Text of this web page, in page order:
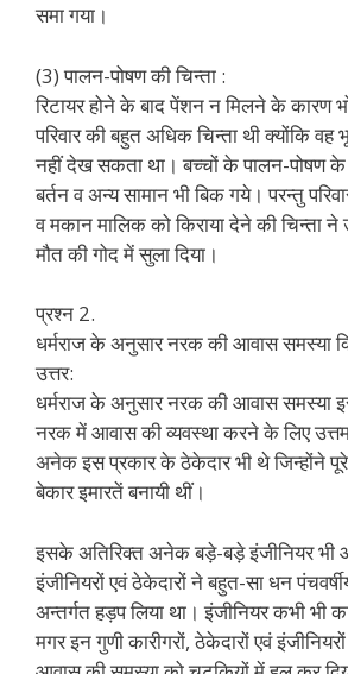
समा गया।
(3) पालन-पोषण की चिन्ता :
रिटायर होने के बाद पेंशन न मिलने के कारण
परिवार की बहुत अधिक चिन्ता थी क्योंकि
नहीं देख सकता था। बच्चों के पालन-पोषण के
बर्तन व अन्य सामान भी बिक गये। परन्तु
व मकान मालिक को किराया देने की चिन्ता ने
मौत की गोद में सुला दिया।
प्रश्न 2.
धर्मराज के अनुसार नरक की आवास समस्या
उत्तर:
धर्मराज के अनुसार नरक की आवास समस्या
नरक में आवास की व्यवस्था करने के लिए
अनेक इस प्रकार के ठेकेदार भी थे जिन्होंने
बेकार इमारतें बनायी थीं।
इसके अतिरिक्त अनेक बड़े-बड़े इंजीनियर
इंजीनियरों एवं ठेकेदारों ने बहुत-सा धन
अन्तर्गत हड़प लिया था। इंजीनियर कभी भी
मगर इन गुणी कारीगरों, ठेकेदारों एवं